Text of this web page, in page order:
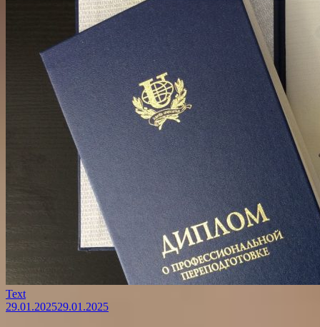
Text
29.01.202529.01.2025